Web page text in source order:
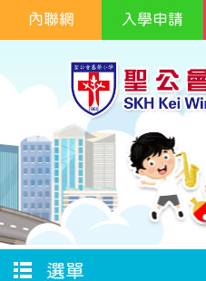
內聯網 入學申請
選單